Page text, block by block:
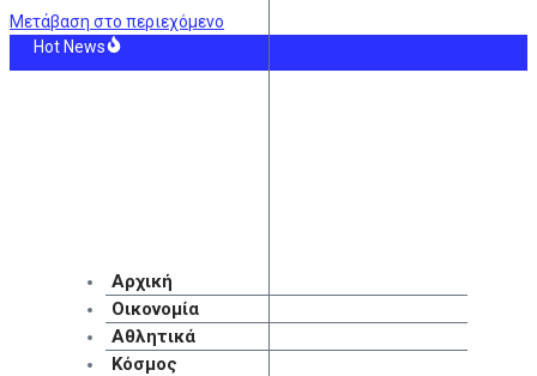
Μετάβαση στο περιεχόμενο
Hot News
Αρχική
Οικονομία
Αθλητικά
Κόσμος